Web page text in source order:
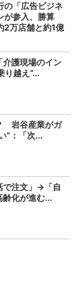
の「広告ビジネ
が参入、勝算
万店舗と約1億
介護現場のイン
越え“...
岩谷産業がガ
”：「次...
で注文」→「自
化が進む...